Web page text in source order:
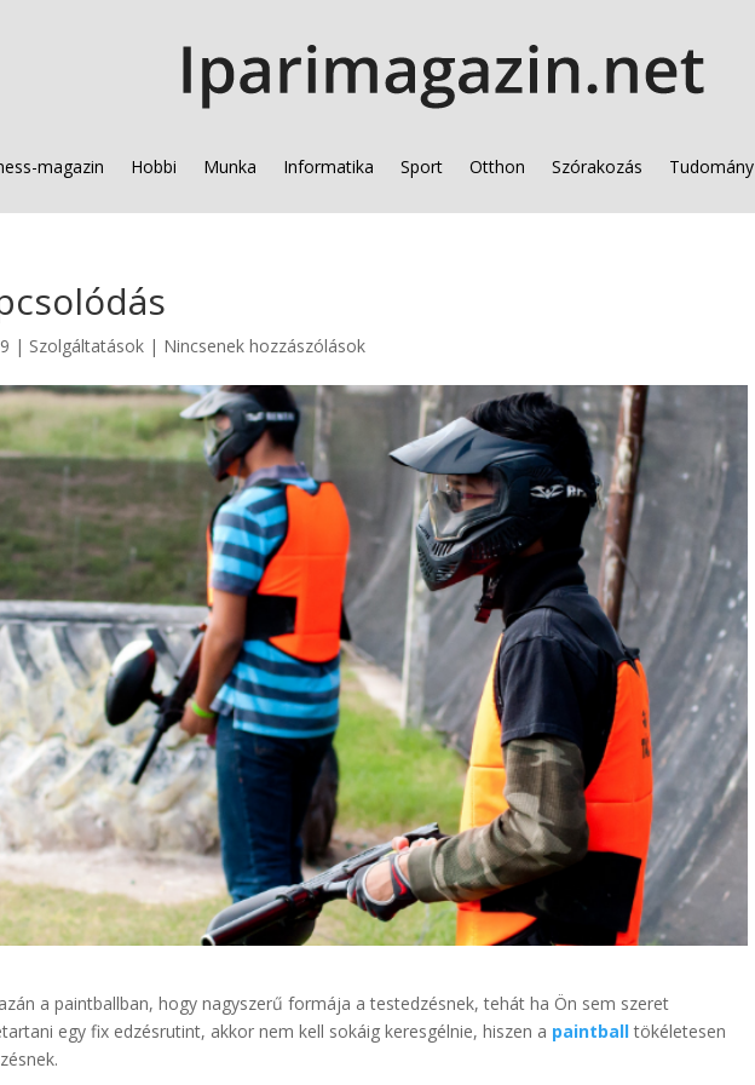
magazin Hobbi Munka Informatika Sport Otthon Szórakozás Tudomány
| Szolgáltatások | Nincsenek hozzászólások
a paintballban, hogy nagyszerű formája a testedzésnek, tehát ha Ön sem szeret
egy fix edzésrutint, akkor nem kell sokáig keresgélnie, hiszen a paintballtökéletesen